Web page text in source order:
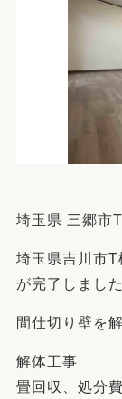
埼玉県 三郷市
埼玉県吉川市
が完了しました
間仕切り壁を
解体工事
畳回収、処分